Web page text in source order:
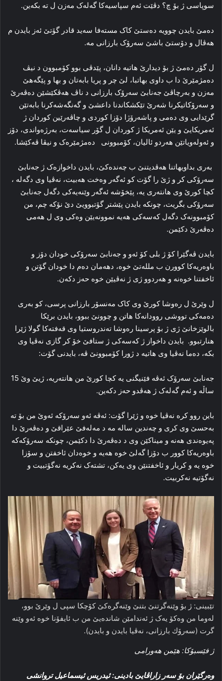
سوپاسی ژ بۆ چ؟ دڤێت ئەم سپاسیەکا گەلەک مەزن ل تە بکەین.
دەمێ بایدن چوویە دەستێ کاک مستەفا سەید قادر گۆتێ ئەز بایدن م
ھەڤال و دۆستێ باشێ سەرۆک بارزانی مە.
ل گۆر دەمێ ژ بۆ دیدارێ ھاتیە دانان، پێدڤی بوو کۆمبوون د نیڤ
دەمژمێرێ دا ب داوی بھاتبا، لێ چر و پریا بابەتان و بھا و پێگەھێ
مەزن و بەرچاڤێ جەنابێ سەرۆک بارزانی د ناڤ ھەڤکێشێن دەڤەرێ
و سەرۆكاتیكرنا شەرێ تێکشکاندنا داعشێ و گەنگەشەکرنا بابەتێن
گرێدایی وی دەمی و پاشەرۆژا دۆزا کوردی و چاڤەرێین کوردان ژ
ئەمریکایێ و یێن ئەمریکا ژ کوردان ل گۆر سیاسەت، بەرژەواندی، دۆز
و ئەولەویاتێن ھەردو ئالیان، کۆمبوونی دەمژمێرەک و نیڤا ڤەکێشا.
بەری بداویھاتنا ھەڤدیتنێ ب چەندەكێ، بایدن داخوازەک ژ جەنابێ
سەرۆکی کر و ژێ را گۆت كو ئەگەر وەخت ھەبیت، نەڤیا وی دگەلە ،
کچا کورێ وی ھانتەری یە، پێخۆشە ئەگەر وێنەیەکی دگەل جەنابێ
سەرۆکی بگریت، چونکە بایدن پێشتر گۆتبوویێ دێ نۆکە چم، من
کۆمبوونەک دگەل کەسەکی ھەیە نموونەیێن وەکی وی ل ھەمی
دەڤەرێ دکێمن.
بایدن ڤەگێرا کۆ ژ بلی کۆ ئەو و جەنابێ سەرۆکی خودان دۆز و
باوەریەکا کوورن ب مللەتێ خوە، دھەمان دەم دا خودان گۆتن و
ئاخفتنا خوەنە و ھەردوو ژی ژ نەڤیێن خوە حەز دکەن.
ل وێرێ ل رەوشا کورێ وی کاک مەنسۆر بارزانی پرسی، کو بەری
دەمەکی تووشی روودانەکا ھاتن و چوونێ ببوو، بایدن برێکا
بالوێزخانێ ژی ژ بۆ پرسینا رەوشا تەندروستیا وی قەفتەکا گولا ژێرا
ھنارتبوو. بایدن داخواز ژ کەسەکی ژ ستافێ خۆ کر گازی نەڤیا وی
بکە، دەما نەڤیا وی ھاتیە د ژورا کۆمبوونێ ڤە، بایدنی گۆت:
جەنابێ سەرۆک ئەڤە فێنیگنی یە کچا کورێ من ھانتەریە، ژیێ وێ 15
ساڵە و ئەم گەلەک ژ ھەڤدو حەز دکەین.
باین روو کرە نەڤیا خوە و ژێرا گۆت: ئەڤە ئەو سەرۆکە ئەوێ من بۆ تە
بەحسێ وی کری و چەندین سالە مە د مەلەفێ عێراقێ و دەڤەرێ دا
پەیوەندی ھەنە و میناکێن وی د دەڤەرێ دا دکێمن، چونکە سەرۆکەکە
باوەریەکا کوور ب دۆزا گەلێ خوە ھەیە و خوەدان ئاخفتن و سۆزا
خوە یە و کریار و ئاخفتنێن وی یەکن، تشتەک نەکریە نەگۆتبیت و
نەگۆتیە نەکربیت.
تێبینی: ژ بۆ وێنەگرتنێ بتنێ وێنەگرەکێ کۆچکا سپی ل وێرێ بوو،
لەوما من وەکۆ یەک ژ ئەندامێن شاندەیێ من ب ئایفۆنا خوە ئەو وێنە
گرت (سەرۆك بارزانی، نەڤیا بایدن و بایدن).
ژ فێسبۆكا: ھێمن ھەورامی
وەرگێران بۆ سەر زاراڤایێ بادینی: ئیدريس ئیسماعيل تروانشى